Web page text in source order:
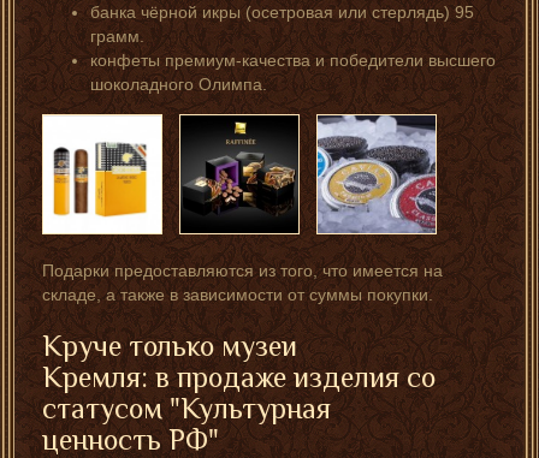
банка чёрной икры (осетровая или стерлядь) 95
грамм.
конфеты премиум-качества и победители высшего
шоколадного Олимпа.
Подарки предоставляются из того, что имеется на
складе, а также в зависимости от суммы покупки.
Круче только музеи
Кремля: в продаже изделия со
статусом "Культурная
ценность РФ"